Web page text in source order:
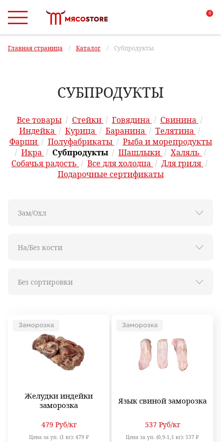
0
Главная страница / Каталог / Субпродукты
СУБПРОДУКТЫ
Все товары/ Стейки / Говядина / Свинина /
Индейка / Курица / Баранина / Телятина /
Фарши / Полуфабрикаты / Рыба и морепродукты
/ Икра / Субпродукты / Шашлыки / Халяль /
Собачья радость / Все для холодца / Для гриля /
Подарочные сертификаты
Желудки индейки
заморозка
479 Руб/кг
Цена за уп. (1 кг): 479 ₽
Язык свиной заморозка
537 Руб/кг
Цена за уп. (0,9-1,1 кг): 537 ₽